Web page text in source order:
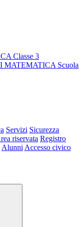
Classe 3
Scuola
Servizi Sicurezza
riservata Registro
Alunni Accesso civico